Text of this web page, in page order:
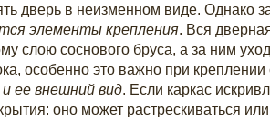
дверь в неизменном виде. Однако
элементы крепления. Вся
слою соснового бруса, а за ним
особенно это важно при креплении
ее внешний вид. Если каркас
оно может растрескиваться